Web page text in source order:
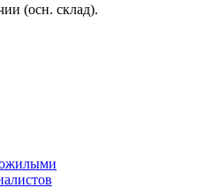
(осн. склад).